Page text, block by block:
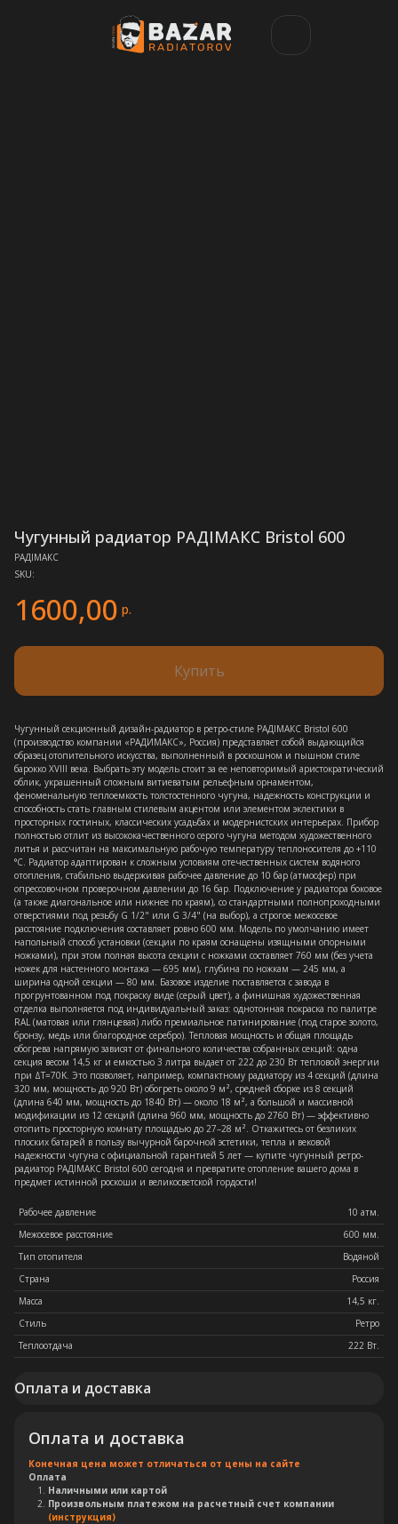
Чугунный радиатор РАДIМАКС Bristol 600
РАДIМАКС
SKU:
1600,00 р.
Купить
Чугунный секционный дизайн-радиатор в ретро-стиле РАДIМАКС Bristol 600
(производство компании «РАДИМАКС», Россия) представляет собой выдающийся
образец отопительного искусства, выполненный в роскошном и пышном стиле
барокко XVIII века. Выбрать эту модель стоит за ее неповторимый аристократический
облик, украшенный сложным витиеватым рельефным орнаментом,
феноменальную теплоемкость толстостенного чугуна, надежность конструкции и
способность стать главным стилевым акцентом или элементом эклектики в
просторных гостиных, классических усадьбах и модернистских интерьерах. Прибор
полностью отлит из высококачественного серого чугуна методом художественного
литья и рассчитан на максимальную рабочую температуру теплоносителя до +110
°C. Радиатор адаптирован к сложным условиям отечественных систем водяного
отопления, стабильно выдерживая рабочее давление до 10 бар (атмосфер) при
опрессовочном проверочном давлении до 16 бар. Подключение у радиатора боковое
(а также диагональное или нижнее по краям), со стандартными полнопроходными
отверстиями под резьбу G 1/2" или G 3/4" (на выбор), а строгое межосевое
расстояние подключения составляет ровно 600 мм. Модель по умолчанию имеет
напольный способ установки (секции по краям оснащены изящными опорными
ножками), при этом полная высота секции с ножками составляет 760 мм (без учета
ножек для настенного монтажа — 695 мм), глубина по ножкам — 245 мм, а
ширина одной секции — 80 мм. Базовое изделие поставляется с завода в
прогрунтованном под покраску виде (серый цвет), а финишная художественная
отделка выполняется под индивидуальный заказ: однотонная покраска по палитре
RAL (матовая или глянцевая) либо премиальное патинирование (под старое золото,
бронзу, медь или благородное серебро). Тепловая мощность и общая площадь
обогрева напрямую зависят от финального количества собранных секций: одна
секция весом 14,5 кг и емкостью 3 литра выдает от 222 до 230 Вт тепловой энергии
при ΔT=70K. Это позволяет, например, компактному радиатору из 4 секций (длина
320 мм, мощность до 920 Вт) обогреть около 9 м², средней сборке из 8 секций
(длина 640 мм, мощность до 1840 Вт) — около 18 м², а большой и массивной
модификации из 12 секций (длина 960 мм, мощность до 2760 Вт) — эффективно
отопить просторную комнату площадью до 27–28 м². Откажитесь от безликих
плоских батарей в пользу вычурной барочной эстетики, тепла и вековой
надежности чугуна с официальной гарантией 5 лет — купите чугунный ретро-
радиатор РАДIМАКС Bristol 600 сегодня и превратите отопление вашего дома в
предмет истинной роскоши и великосветской гордости!
Рабочее давление
10 атм.
Межосевое расстояние
600 мм.
Тип отопителя
Водяной
Страна
Россия
Масса
14,5 кг.
Стиль
Ретро
Теплоотдача
222 Вт.
Оплата и доставка
Оплата и доставка
Конечная цена может отличаться от цены на сайте
Оплата
Наличными или картой
Произвольным платежом на расчетный счет компании
(инструкция)